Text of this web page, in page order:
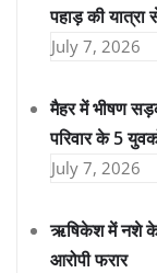
पहाड़ की
July 7, 2026
मैहर में भीषण
परिवार के 5
July 7, 2026
ऋषिकेश में नशे के
आरोपी फरार